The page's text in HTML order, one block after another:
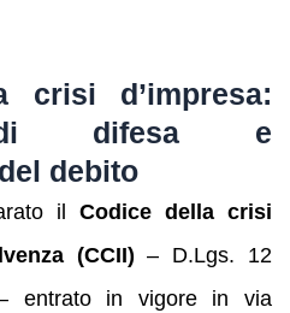
crisi d’impresa:
di difesa e
debito
il Codice della crisi
(CCII) – D.Lgs. 12
entrato in vigore in via